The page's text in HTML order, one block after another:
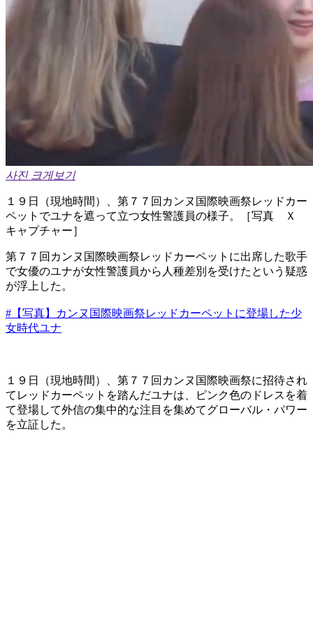
사진 크게보기
１９日（現地時間）、第７７回カンヌ国際映画祭レッドカー
ペットでユナを遮って立つ女性警護員の様子。［写真 Ｘ
キャプチャー］
第７７回カンヌ国際映画祭レッドカーペットに出席した歌手
で女優のユナが女性警護員から人種差別を受けたという疑惑
が浮上した。
#【写真】カンヌ国際映画祭レッドカーペットに登場した少
女時代ユナ
１９日（現地時間）、第７７回カンヌ国際映画祭に招待され
てレッドカーペットを踏んだユナは、ピンク色のドレスを着
て登場して外信の集中的な注目を集めてグローバル・パワー
を立証した。